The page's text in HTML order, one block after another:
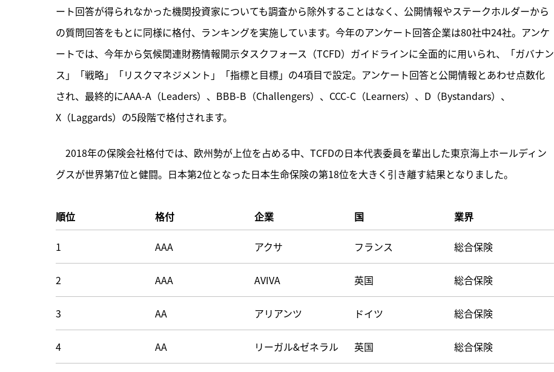
ート回答が得られなかった機関投資家についても調査から除外することはなく、公開情報やステークホルダーから
の質問回答をもとに同様に格付、ランキングを実施しています。今年のアンケート回答企業は80社中24社。アンケ
ートでは、今年から気候関連財務情報開示タスクフォース（TCFD）ガイドラインに全面的に用いられ、「ガバナン
ス」「戦略」「リスクマネジメント」「指標と目標」の4項目で設定。アンケート回答と公開情報とあわせ点数化
され、最終的にAAA-A（Leaders）、BBB-B（Challengers）、CCC-C（Learners）、D（Bystandars）、
X（Laggards）の5段階で格付されます。
2018年の保険会社格付では、欧州勢が上位を占める中、TCFDの日本代表委員を輩出した東京海上ホールディン
グスが世界第7位と健闘。日本第2位となった日本生命保険の第18位を大きく引き離す結果となりました。
順位 格付 企業 国 業界
1 AAA アクサ フランス 総合保険
2 AAA AVIVA 英国 総合保険
3 AA アリアンツ ドイツ 総合保険
4 AA リーガル&ゼネラル 英国 総合保険